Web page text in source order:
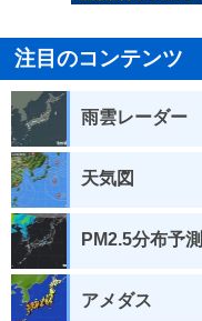
注目のコンテンツ
雨雲レーダー
天気図
PM2.5分布予測
アメダス